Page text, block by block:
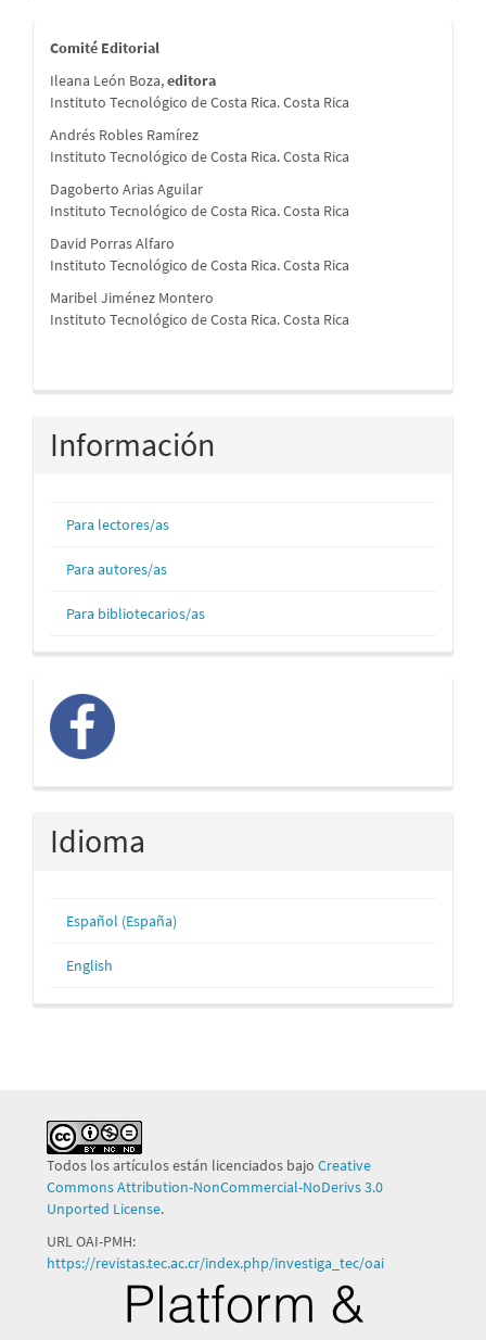
comite
Comité Editorial
Ileana León Boza,editora
Instituto Tecnológico de Costa Rica. Costa Rica
Andrés Robles Ramírez
Instituto Tecnológico de Costa Rica. Costa Rica
Dagoberto Arias Aguilar
Instituto Tecnológico de Costa Rica. Costa Rica
David Porras Alfaro
Instituto Tecnológico de Costa Rica. Costa Rica
Maribel Jiménez Montero
Instituto Tecnológico de Costa Rica. Costa Rica
Información
Para lectores/as
Para autores/as
Para bibliotecarios/as
facebook
Idioma
Español (España)
English
Todos los artículos están licenciados bajo Creative
Commons Attribution-NonCommercial-NoDerivs 3.0
Unported License.
URL OAI-PMH:
https://revistas.tec.ac.cr/index.php/investiga_tec/oai